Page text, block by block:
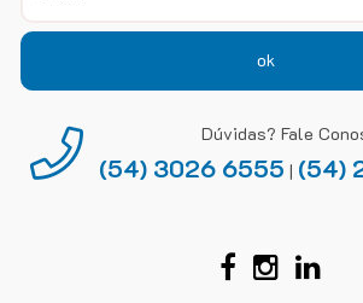
ok
Dúvidas? Fale
(54) 3026 6555 | (54)